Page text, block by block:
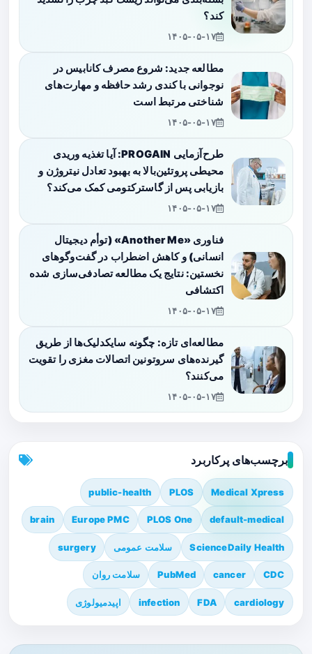
کند؟
۱۴۰۵-۰۵-۱۷
مطالعه جدید: شروع مصرف کانابیس در
نوجوانی با کندی رشد حافظه و مهارت‌های
شناختی مرتبط است
۱۴۰۵-۰۵-۱۷
طرح‌آزمایی PROGAIN: آیا تغذیه وریدی
محیطی پروتئین‌بالا به بهبود تعادل نیتروژن و
بازیابی پس از گاسترکتومی کمک می‌کند؟
۱۴۰۵-۰۵-۱۷
فناوری «Another Me» (توأم دیجیتال
انسانی) و کاهش اضطراب در گفت‌وگوهای
نخستین: نتایج یک مطالعه تصادفی‌سازی شده
اکتشافی
۱۴۰۵-۰۵-۱۷
مطالعه‌ای تازه: چگونه سایکدلیک‌ها از طریق
گیرنده‌های سروتونین اتصالات مغزی را تقویت
می‌کنند؟
۱۴۰۵-۰۵-۱۷
برچسب‌های پرکاربرد
Medical Xpress
PLOS
public-health
default-medical
PLOS One
Europe PMC
brain
ScienceDaily Health سلامت عمومی surgery
CDC
cancer
PubMed سلامت روان
cardiology
FDA
infection اپیدمیولوژی